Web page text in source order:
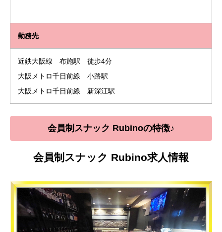
勤務先
近鉄大阪線 布施駅 徒歩4分
大阪メトロ千日前線 小路駅
大阪メトロ千日前線 新深江駅
会員制スナック Rubinoの特徴♪
会員制スナック Rubino求人情報